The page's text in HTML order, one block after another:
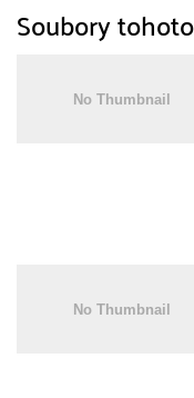
Soubory